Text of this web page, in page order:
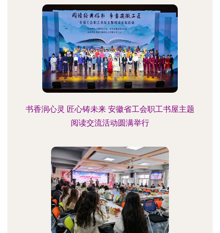
书香润心灵 匠心铸未来 安徽省工会职工书屋主题
阅读交流活动圆满举行